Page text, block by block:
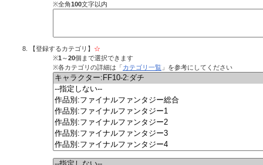
※全角100文字以内
【登録するカテゴリ】 ☆
※1 ～20個まで選択できます
※各カテゴリの詳細は「カテゴリ一覧 」を参考にしてください